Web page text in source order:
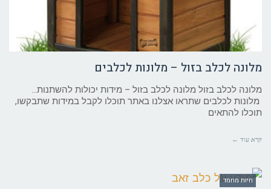
מלונה לכלב בזול – מלונות לכלבים
מלונה לכלב בזול מלונה לכלב בזול – מידות יכולות להשתנות…
מלונות לכלבים שתראו אצלנו באתר תוכלו לקבל במידות שתבקשו,
תוכלו להתאים
קרא עוד ←
חיות מחמד